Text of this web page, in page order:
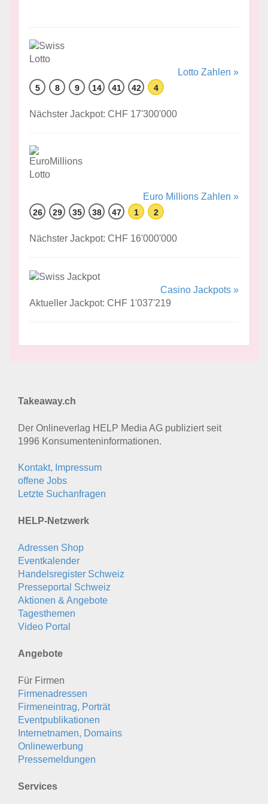
Lotto Zahlen »
5 8 9 14 41 42 4
Nächster Jackpot: CHF 17'300'000
Euro Millions Zahlen »
26 29 35 38 47 1 2
Nächster Jackpot: CHF 16'000'000
Casino Jackpots »
Aktueller Jackpot: CHF 1'037'219
Takeaway.ch
Der Onlineverlag HELP Media AG publiziert seit
1996 Konsumenten­informationen.
Kontakt, Impressum
offene Jobs
Letzte Suchanfragen
HELP-Netzwerk
Adressen Shop
Eventkalender
Handelsregister Schweiz
Presseportal Schweiz
Aktionen & Angebote
Tagesthemen
Video Portal
Angebote
Für Firmen
Firmenadressen
Firmeneintrag, Porträt
Eventpublikationen
Internetnamen, Domains
Onlinewerbung
Pressemeldungen
Services